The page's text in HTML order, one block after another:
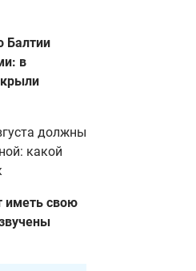
Балтии
в
должны
какой
иметь свою